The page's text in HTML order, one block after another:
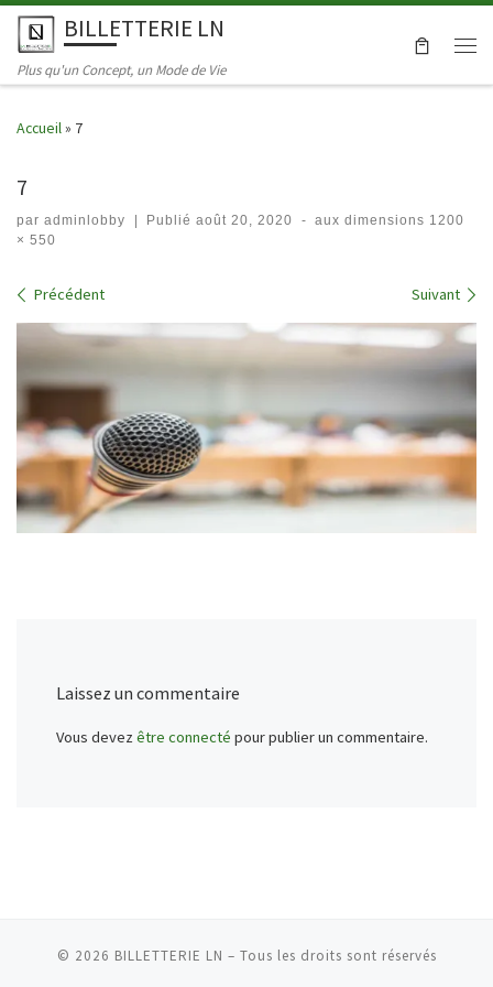
Skip to content
BILLETTERIE LN
Plus qu'un Concept, un Mode de Vie
Accueil » 7
7
par adminlobby Publiéaoût 20, 2020 - aux dimensions 1200
× 550
Navigation dans les images
Précédent Suivant
Laissez un commentaire
Vous devezêtre connecté pour publier un commentaire.
© 2026 BILLETTERIE LN – Tous les droits sont réservés